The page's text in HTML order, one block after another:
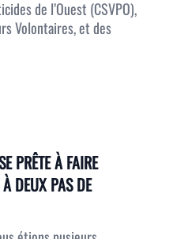
de l’Ouest (CSVPO),
Volontaires, et des
PRÊTE À FAIRE
DEUX PAS DE